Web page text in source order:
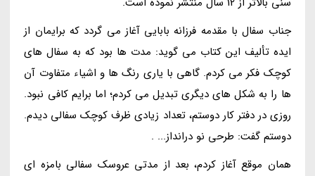
جناب سفال با مقدمه فرزانه بابایی آغاز می گردد که برایمان از
ایده تألیف این کتاب می گوید: مدت ها بود که به سفال های
کوچک فکر می کردم. گاهی با یاری رنگ ها و اشیاء متفاوت آن
ها را به شکل های دیگری تبدیل می کردم؛ اما برایم کافی نبود.
روزی در دفتر کار دوستم، تعداد زیادی ظرف کوچک سفالی دیدم.
دوستم گفت: طرحی نو درانداز... .
همان موقع آغاز کردم، بعد از مدتی عروسک سفالی بامزه ای